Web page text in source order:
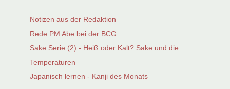
Notizen aus der Redaktion
Rede PM Abe bei der BCG
Sake Serie (2) - Heiß oder Kalt? Sake und die
Temperaturen
Japanisch lernen - Kanji des Monats